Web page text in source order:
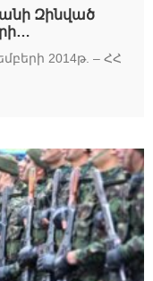
Զինված
2014թ. – ՀՀ